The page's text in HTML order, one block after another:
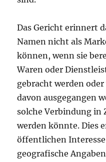
Das Gericht erinnert
Namen nicht als
können, wenn sie
Waren oder
gebracht werden
davon ausgegangen
solche Verbindung
werden könnte. Dies
öffentlichen
geografische